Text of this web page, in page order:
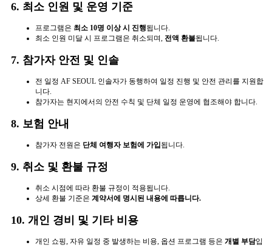
6. 최소 인원 및 운영 기준
프로그램은 최소 10명 이상 시 진행됩니다.
최소 인원 미달 시 프로그램은 취소되며, 전액 환불됩니다.
7. 참가자 안전 및 인솔
전 일정 AF SEOUL 인솔자가 동행하여 일정 진행 및 안전 관리를 지원합
니다.
참가자는 현지에서의 안전 수칙 및 단체 일정 운영에 협조해야 합니다.
8. 보험 안내
참가자 전원은 단체 여행자 보험에 가입 됩니다.
9. 취소 및 환불 규정
취소 시점에 따라 환불 규정이 적용됩니다.
상세 환불 기준은 계약서에 명시된 내용에 따릅니다.
10. 개인 경비 및 기타 비용
개인 쇼핑, 자유 일정 중 발생하는 비용, 옵션 프로그램 등은 개별 부담입